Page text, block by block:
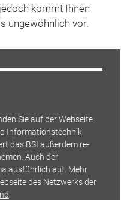
kommt Ihnen
ungewöhnlich vor.
Sie auf der Webseite
Informationstechnik
das BSI außerdem re­
Auch der
ausführlich auf. Mehr
des Netzwerks der